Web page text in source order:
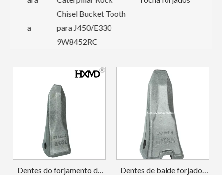
Chisel Bucket Tooth
para J450/E330
9W8452RC
Dentes do forjamento da
Dentes de balde forjados